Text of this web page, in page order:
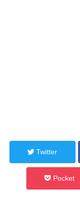
Twitter
Pocket